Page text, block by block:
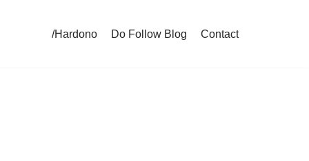
/Hardono Do Follow Blog Contact